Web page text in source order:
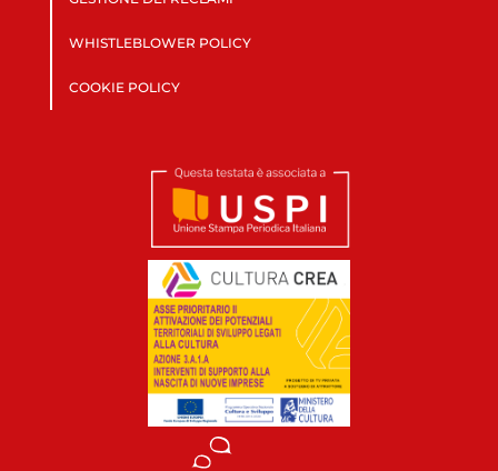
WHISTLEBLOWER POLICY
COOKIE POLICY